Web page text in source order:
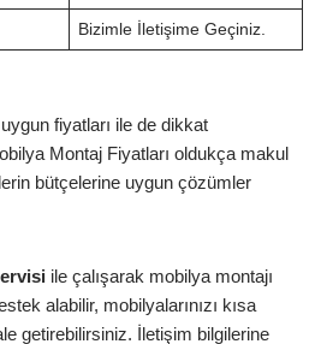
Bizimle İletişime Geçiniz.
fiyatları ile de dikkat
Montaj Fiyatları oldukça makul
bütçelerine uygun çözümler
ile çalışarak mobilya montajı
alabilir, mobilyalarınızı kısa
getirebilirsiniz. İletişim bilgilerine